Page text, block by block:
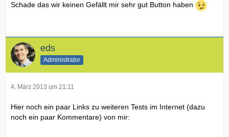
Schade das wir keinen Gefällt mir sehr gut Button haben
eds
Administrator
4. März 2013 um 21:11
Hier noch ein paar Links zu weiteren Tests im Internet (dazu
noch ein paar Kommentare) von mir: